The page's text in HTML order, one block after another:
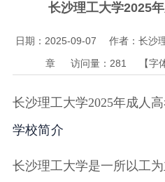
长沙理工大学2025
日期：2025-09-07 作者：长沙
章 访问量： 281 【字
长沙理工大学2025年成人
学校简介
长沙理工大学是一所以工